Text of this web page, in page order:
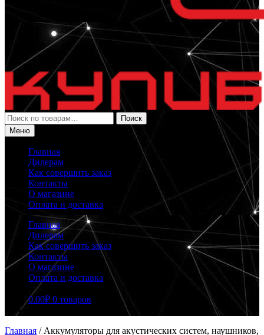
Искать:
Поиск
Меню
Главная
Дилерам
Как совершить заказ
Контакты
О магазине
Оплата и доставка
Главная
Дилерам
Как совершить заказ
Контакты
О магазине
Оплата и доставка
0.00₽ 0 товаров
Главная / Аккумуляторы для акустических систем, наушников,